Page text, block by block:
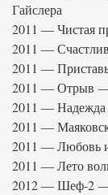
Гайслера
2011 — Чистая
2011 —
2011 —
2011 — Отрыв
2011 —
2011 —
2011 — Любовь
2011 — Лето
2012 — Шеф-2 —